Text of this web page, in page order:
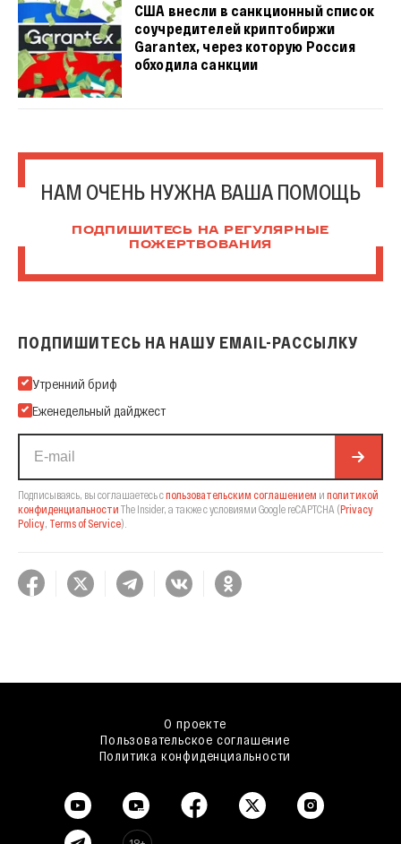
США внесли в санкционный список
соучредителей криптобиржи
Garantex, через которую Россия
обходила санкции
НАМ ОЧЕНЬ НУЖНА ВАША ПОМОЩЬ
ПОДПИШИТЕСЬ НА РЕГУЛЯРНЫЕ
ПОЖЕРТВОВАНИЯ
ПОДПИШИТЕСЬ НА НАШУ EMAIL-РАССЫЛКУ
Подпишитесь на нашу Email-рассылку
Утренний бриф
Еженедельный дайджест
Подписываясь, вы соглашаетесь спользовательским соглашением и политикой
конфиденциальности The Insider, а также с условиями Google reCAPTCHA (Privacy
Policy Terms of Service).
О проекте
Пользовательское соглашение
Политика конфиденциальности